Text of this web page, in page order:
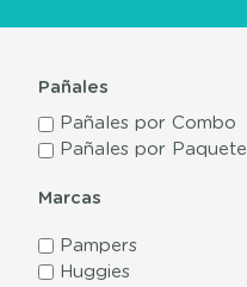
Pañales
Pañales por Combo
Pañales por Paquete
Marcas
Pampers
Huggies